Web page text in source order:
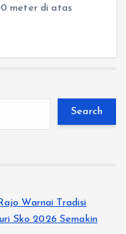
meter di atas
Search
Warnai Tradisi
Sko 2026 Semakin